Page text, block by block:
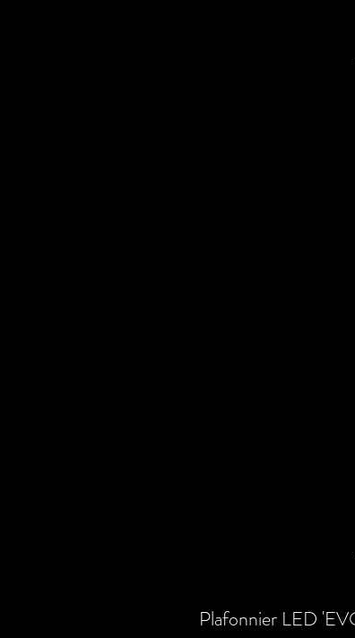
Plafonnier LED